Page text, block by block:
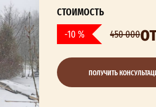
СТОИМОСТЬ
-10 % 450 000
ПОЛУЧИТЬ